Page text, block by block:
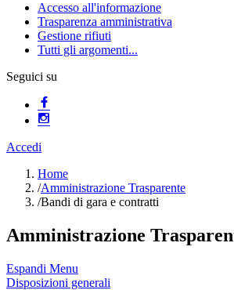
Accesso all'informazione
Trasparenza amministrativa
Gestione rifiuti
Tutti gli argomenti...
Seguici su
Accedi
Home
/Amministrazione Trasparente
/Bandi di gara e contratti
Amministrazione
Espandi Menu
Disposizioni generali